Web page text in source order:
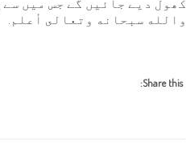
کھول دیے جائیں گے جس میں
والله سبحانه وتعالى أعلم.
Share this: